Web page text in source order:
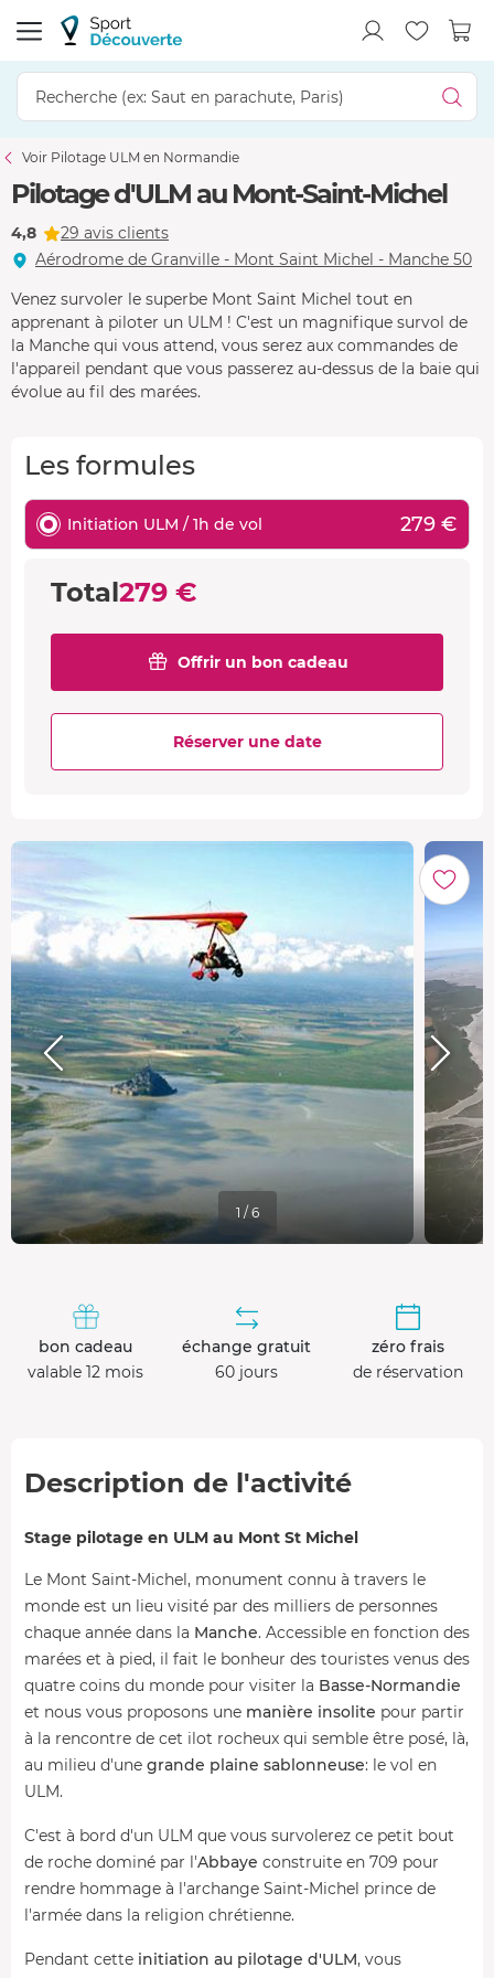
Voir Pilotage ULM en Normandie
Pilotage d'ULM au Mont-Saint-Michel
4,8
29 avis clients
Aérodrome de Granville - Mont Saint Michel - Manche 50
Venez survoler le superbe Mont Saint Michel tout en
apprenant à piloter un ULM ! C'est un magnifique survol de
la Manche qui vous attend, vous serez aux commandes de
l'appareil pendant que vous passerez au-dessus de la baie qui
évolue au fil des marées.
Les formules
Initiation ULM / 1h de vol 279 €
Total279 €
Offrir un bon cadeau
Réserver une date
1 / 6
bon cadeau
valable 12 mois
échange gratuit
60 jours
zéro frais
de réservation
Description de l'activité
Stage pilotage en ULM au Mont St Michel
Le Mont Saint-Michel, monument connu à travers le
monde est un lieu visité par des milliers de personnes
chaque année dans la Manche. Accessible en fonction des
marées et à pied, il fait le bonheur des touristes venus des
quatre coins du monde pour visiter la Basse-Normandie
et nous vous proposons une manière insolite pour partir
à la rencontre de cet ilot rocheux qui semble être posé, là,
au milieu d'une grande plaine sablonneuse: le vol en
ULM.
C'est à bord d'un ULM que vous survolerez ce petit bout
de roche dominé par l'Abbaye construite en 709 pour
rendre hommage à l'archange Saint-Michel prince de
l'armée dans la religion chrétienne.
Pendant cette initiation au pilotage d'ULM, vous